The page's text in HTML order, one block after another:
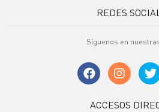
REDES
Síguenos en
ACCESOS